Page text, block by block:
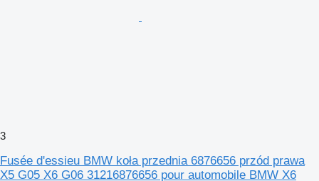
3
Fusée d'essieu BMW koła przednia 6876656 przód prawa
X5 G05 X6 G06 31216876656 pour automobile BMW X6